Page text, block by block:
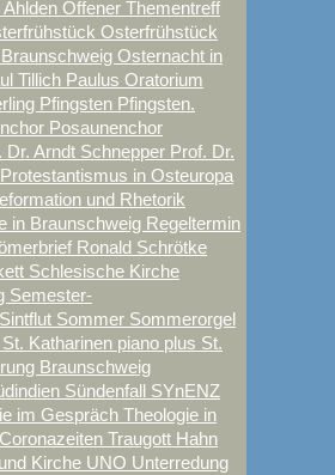
Offener Thementreff
Osterfrühstück
Osternacht in
Tillich Paulus Oratorium
Pfingsten Pfingsten.
Posaunenchor
Dr. Arndt Schnepper Prof. Dr.
Protestantismus in Osteuropa
und Rhetorik
in Braunschweig Regeltermin
Ronald Schrötke
Schlesische Kirche
Semester-
Sintflut Sommer Sommerorgel
St. Katharinen piano plus St.
Braunschweig
Sündenfall SYnENZ
im Gespräch Theologie in
Traugott Hahn
Kirche UNO Unterredung